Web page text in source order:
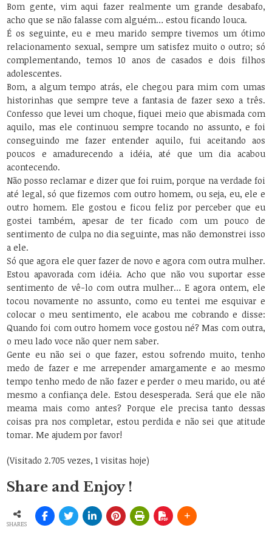
Bom gente, vim aqui fazer realmente um grande desabafo,
acho que se não falasse com alguém… estou ficando louca.
É os seguinte, eu e meu marido sempre tivemos um ótimo
relacionamento sexual, sempre um satisfez muito o outro; só
complementando, temos 10 anos de casados e dois filhos
adolescentes.
Bom, a algum tempo atrás, ele chegou para mim com umas
historinhas que sempre teve a fantasia de fazer sexo a três.
Confesso que levei um choque, fiquei meio que abismada com
aquilo, mas ele continuou sempre tocando no assunto, e foi
conseguindo me fazer entender aquilo, fui aceitando aos
poucos e amadurecendo a idéia, até que um dia acabou
acontecendo.
Não posso reclamar e dizer que foi ruim, porque na verdade foi
até legal, só que fizemos com outro homem, ou seja, eu, ele e
outro homem. Ele gostou e ficou feliz por perceber que eu
gostei também, apesar de ter ficado com um pouco de
sentimento de culpa no dia seguinte, mas não demonstrei isso
a ele.
Só que agora ele quer fazer de novo e agora com outra mulher.
Estou apavorada com idéia. Acho que não vou suportar esse
sentimento de vê-lo com outra mulher… E agora ontem, ele
tocou novamente no assunto, como eu tentei me esquivar e
colocar o meu sentimento, ele acabou me cobrando e disse:
Quando foi com outro homem voce gostou né? Mas com outra,
o meu lado voce não quer nem saber.
Gente eu não sei o que fazer, estou sofrendo muito, tenho
medo de fazer e me arrepender amargamente e ao mesmo
tempo tenho medo de não fazer e perder o meu marido, ou até
mesmo a confiança dele. Estou desesperada. Será que ele não
meama mais como antes? Porque ele precisa tanto dessas
coisas pra nos completar, estou perdida e não sei que atitude
tomar. Me ajudem por favor!
(Visitado 2.705 vezes, 1 visitas hoje)
Share and Enjoy !
SHARES